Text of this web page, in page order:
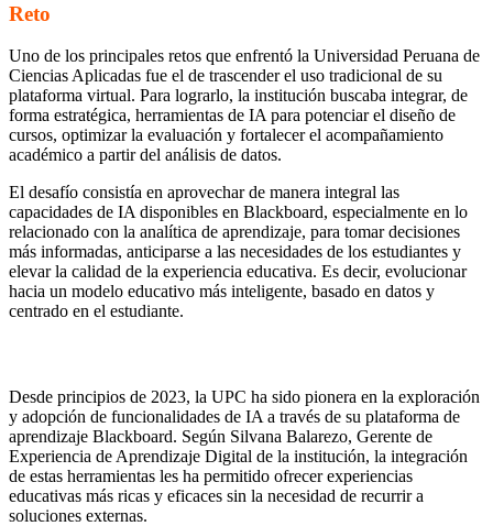
Reto
Uno de los principales retos que enfrentó la Universidad Peruana de
Ciencias Aplicadas fue el de trascender el uso tradicional de su
plataforma virtual. Para lograrlo, la institución buscaba integrar, de
forma estratégica, herramientas de IA para potenciar el diseño de
cursos, optimizar la evaluación y fortalecer el acompañamiento
académico a partir del análisis de datos.
El desafío consistía en aprovechar de manera integral las
capacidades de IA disponibles en Blackboard, especialmente en lo
relacionado con la analítica de aprendizaje, para tomar decisiones
más informadas, anticiparse a las necesidades de los estudiantes y
elevar la calidad de la experiencia educativa. Es decir, evolucionar
hacia un modelo educativo más inteligente, basado en datos y
centrado en el estudiante.
Desde principios de 2023, la UPC ha sido pionera en la exploración
y adopción de funcionalidades de IA a través de su plataforma de
aprendizaje Blackboard. Según Silvana Balarezo, Gerente de
Experiencia de Aprendizaje Digital de la institución, la integración
de estas herramientas les ha permitido ofrecer experiencias
educativas más ricas y eficaces sin la necesidad de recurrir a
soluciones externas.